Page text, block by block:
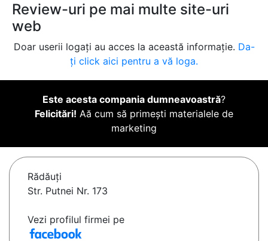
Review-uri pe mai multe site-uri
web
Doar userii logați au acces la această informație. Da-
ți click aici pentru a vă loga.
Este acesta compania dumneavoastră?
Felicitări! Aă cum să primești materialele de
marketing
Rădăuţi
Str. Putnei Nr. 173
Vezi profilul firmei pe